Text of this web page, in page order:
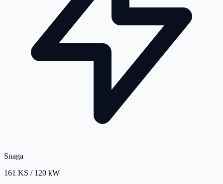
Snaga
161 KS / 120 kW